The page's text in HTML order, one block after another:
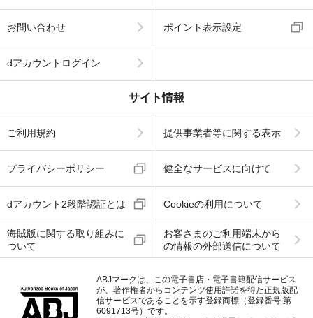
お問い合わせ ポイント表示設定
dアカウントログイン
サイト情報
ご利用規約 提供事業者等に関する表示
プライバシーポリシー 健全なサービスに向けて
dアカウント2段階認証とは Cookieの利用について
海賊版に関する取り組みに
ついて
お客さまのご利用端末から
の情報の外部送信について
ABJマークは、この電子書店・電子書籍配信サービス
が、著作権者からコンテンツ使用許諾を得た正規版配
信サービスであることを示す登録商標（登録番号 第
6091713号）です。